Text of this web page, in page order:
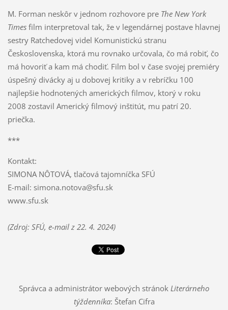
M. Forman neskôr v jednom rozhovore pre The New York
Timesfilm interpretoval tak, že v legendárnej postave hlavnej
sestry Ratchedovej videl Komunistickú stranu
Československa, ktorá mu rovnako určovala, čo má robiť, čo
má hovoriť a kam má chodiť. Film bol v čase svojej premiéry
úspešný divácky aj u dobovej kritiky a v rebríčku 100
najlepšie hodnotených amerických filmov, ktorý v roku
2008 zostavil Americký filmový inštitút, mu patrí 20.
priečka.
***
Kontakt:
SIMONA NÔTOVÁ, tlačová tajomníčka SFÚ
E-mail: simona.notova@sfu.sk
www.sfu.sk
(Zdroj: SFÚ, e-mail z 22. 4. 2024)
Správca a administrátor webových stránok Literárneho
týždenníka: Štefan Cifra